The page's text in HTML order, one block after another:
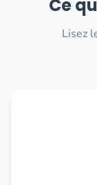
Ce
Lisez